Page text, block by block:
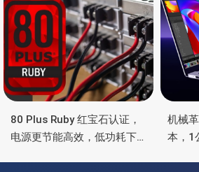
80 Plus Ruby 红宝石认证，
电源更节能高效，低功耗下
机械
本，1